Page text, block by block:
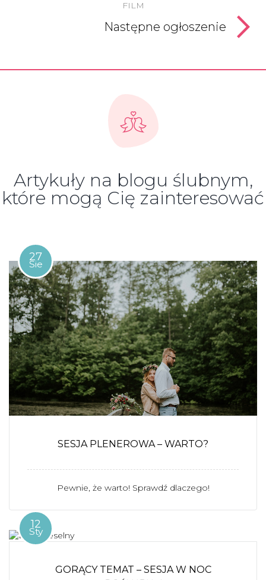
FILM
Następne ogłoszenie
Artykuły na blogu ślubnym,
które mogą Cię zainteresować
27
Sie
SESJA PLENEROWA – WARTO?
Pewnie, że warto! Sprawdź dlaczego!
12
Sty
GORĄCY TEMAT – SESJA W NOC